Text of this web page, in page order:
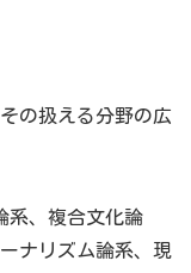
の扱える分野の広
系、複合文化論
ナリズム論系、現